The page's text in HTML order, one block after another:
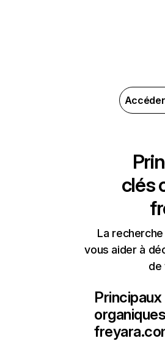
clés
La
vous aider à
de